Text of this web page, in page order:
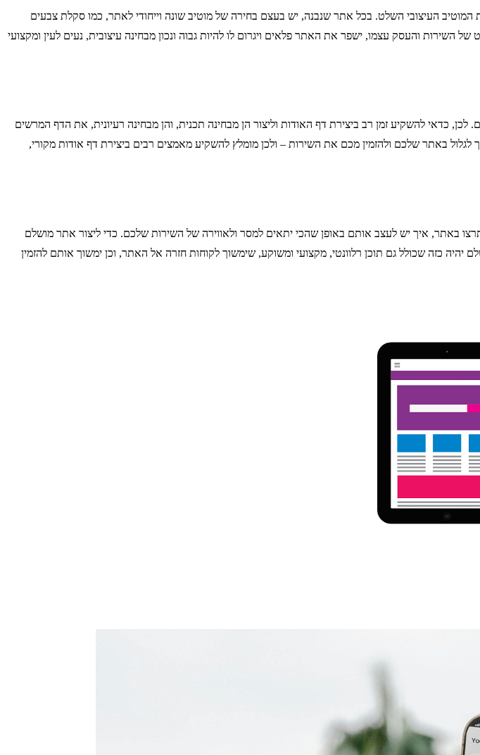
העיצובי השלט. בכל אתר שנבנה, יש בעצם בחירה של מוטיב שונה וייחודי לאתר, כמו סקלת צבעים
והעסק עצמו, ישפר את האתר פלאים ויגרום לו להיות גבוה ונכון מבחינה עיצובית, נעים לעין ומקצועי
כדאי להשקיע זמן רב ביצירת דף האודות וליצור הן מבחינה תכנית, והן מבחינה רעיונית, את הדף המרשים
באתר שלכם ולהזמין מכם את השירות – ולכן מומלץ להשקיע מאמצים רבים ביצירת דף אודות מקורי,
באתר, איך יש לעצב אותם באופן שהכי יתאים למסר ולאווירה של השירות שלכם. כדי ליצור אתר מושלם
כזה שכולל גם תוכן רלוונטי, מקצועי ומשוקע, שימשוך לקוחות חזרה אל האתר, וכן ימשוך אותם להזמין